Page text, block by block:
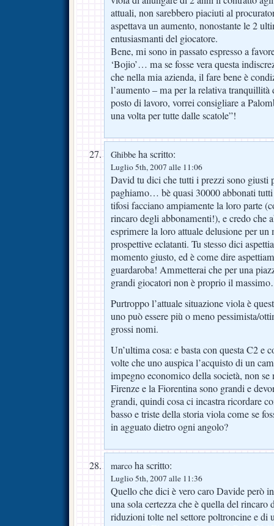
attuali, non sarebbero piaciuti al
aspettava un aumento, nonostante le 2
entusiasmanti del giocatore.
Bene, mi sono in passato espresso a
‘Bojio’… ma se fosse vera questa
che nella mia azienda, il fare bene è
l’aumento – ma per la relativa
posto di lavoro, vorrei consigliare a
una volta per tutte dalle scatole”!
Ghibbe ha scritto:
Luglio 5th, 2007 alle 11:06
David tu dici che tutti i prezzi sono giusti
paghiamo… bè quasi 30000 abbonati
tifosi facciano ampiamente la loro parte
rincaro degli abbonamenti!), e credo che
esprimere la loro attuale delusione per
prospettive eclatanti. Tu stesso dici
momento giusto, ed è come dire
guardaroba! Ammetterai che per una
grandi giocatori non è proprio il
Purtroppo l’attuale situazione viola è
uno può essere più o meno pessimista/
grossi nomi.
Un’ultima cosa: e basta con questa C2 e
volte che uno auspica l’acquisto di un
impegno economico della società, non
Firenze e la Fiorentina sono grandi e
grandi, quindi cosa ci incastra ricordare
basso e triste della storia viola come se
in agguato dietro ogni angolo?
marco ha scritto:
Luglio 5th, 2007 alle 11:36
Quello che dici è vero caro Davide però
una sola certezza che è quella del rincaro
riduzioni tolte nel settore poltroncine e di